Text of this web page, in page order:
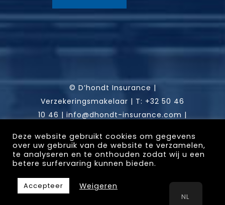
© D’hondt Insurance |
Verzekeringsmakelaar | T: +32 50 46
10 46 | info@dhondt-insurance.com |
0451 836 292 | Gistelse Steenweg 302
/ 0001, 8200 Sint-Andries (Brugge)
Website by
Deze website gebruikt cookies om gegevens
over uw gebruik van de website te verzamelen,
te analyseren en te onthouden zodat wij u een
betere surfervaring kunnen bieden.
Accepteer Weigeren
NL